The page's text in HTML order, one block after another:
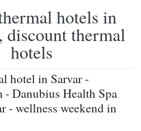
hotels in
discount thermal
hotels
hotel in Sarvar -
- Danubius Health Spa
- wellness weekend in